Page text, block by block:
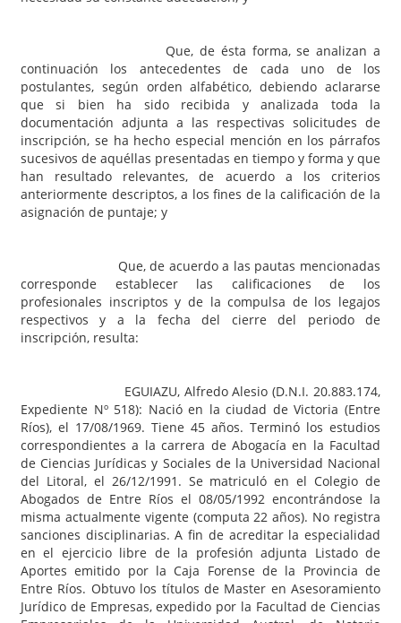
Que, de ésta forma, se analizan a
continuación los antecedentes de cada uno de los
postulantes, según orden alfabético, debiendo aclararse
que si bien ha sido recibida y analizada toda la
documentación adjunta a las respectivas solicitudes de
inscripción, se ha hecho especial mención en los párrafos
sucesivos de aquéllas presentadas en tiempo y forma y que
han resultado relevantes, de acuerdo a los criterios
anteriormente descriptos, a los fines de la calificación de la
asignación de puntaje; y
Que, de acuerdo a las pautas mencionadas
corresponde establecer las calificaciones de los
profesionales inscriptos y de la compulsa de los legajos
respectivos y a la fecha del cierre del periodo de
inscripción, resulta:
EGUIAZU, Alfredo Alesio (D.N.I. 20.883.174,
Expediente Nº 518): Nació en la ciudad de Victoria (Entre
Ríos), el 17/08/1969. Tiene 45 años. Terminó los estudios
correspondientes a la carrera de Abogacía en la Facultad
de Ciencias Jurídicas y Sociales de la Universidad Nacional
del Litoral, el 26/12/1991. Se matriculó en el Colegio de
Abogados de Entre Ríos el 08/05/1992 encontrándose la
misma actualmente vigente (computa 22 años). No registra
sanciones disciplinarias. A fin de acreditar la especialidad
en el ejercicio libre de la profesión adjunta Listado de
Aportes emitido por la Caja Forense de la Provincia de
Entre Ríos. Obtuvo los títulos de Master en Asesoramiento
Jurídico de Empresas, expedido por la Facultad de Ciencias